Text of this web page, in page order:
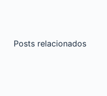
Posts relacionados